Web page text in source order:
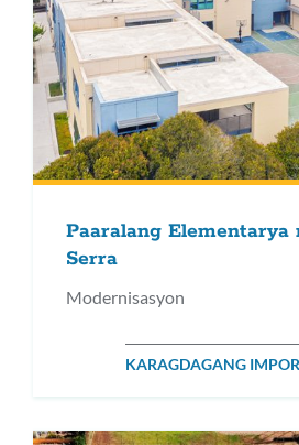
Paaralang Elementarya
Serra
Modernisasyon
KARAGDAGANG